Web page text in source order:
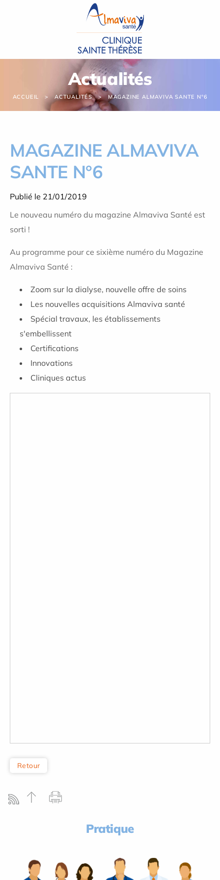
Actualités
ACCUEIL ACTUALITÉS MAGAZINE ALMAVIVA SANTE N°6
MAGAZINE ALMAVIVA
SANTE N°6
Publié le 21/01/2019
Le nouveau numéro du magazine Almaviva Santé est
sorti !
Au programme pour ce sixième numéro du Magazine
Almaviva Santé :
Zoom sur la dialyse, nouvelle offre de soins
Les nouvelles acquisitions Almaviva santé
Spécial travaux, les établissements
s'embellissent
Certifications
Innovations
Cliniques actus
Retour
Pratique
Panneau de gestion des cookies